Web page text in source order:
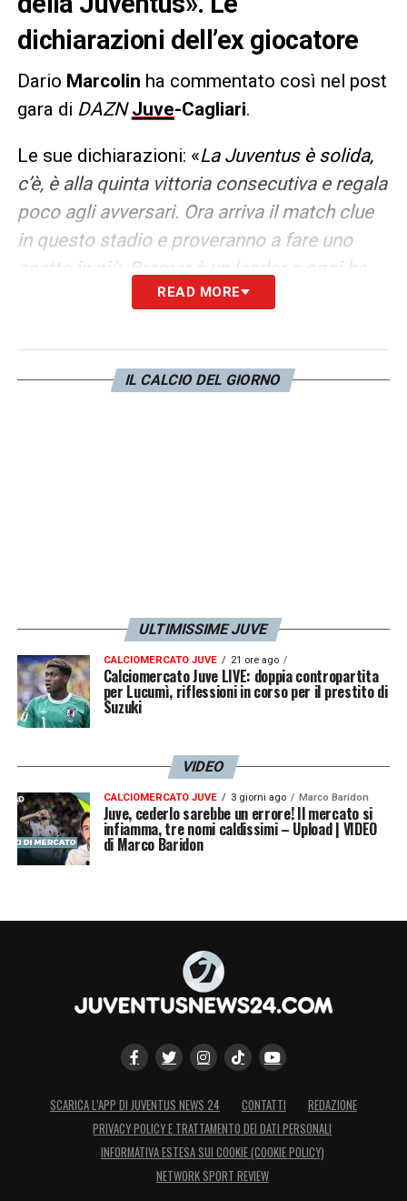
dichiarazioni dell’ex giocatore
Dario Marcolin ha commentato così nel post
gara di DAZN Juve-Cagliari.
Le sue dichiarazioni: «La Juventus è solida,
c’è, è alla quinta vittoria consecutiva e regala
poco agli avversari. Ora arriva il match clue
in questo stadio e proveranno a fare uno
scatto in più. Bremer è un leader e oggi ha
dovuto fronteggiare avversari con
colpo di testa ed ha trovato il primo gol in
stagione. È diventato la colonna portante
READ MORE
IL CALCIO DEL GIORNO
ULTIMISSIME JUVE
CALCIOMERCATO JUVE 21 ore ago
Calciomercato Juve LIVE: doppia contropartita
per Lucumì, riflessioni in corso per il prestito di
Suzuki
VIDEO
CALCIOMERCATO JUVE 3 giorni ago Marco Baridon
Juve, cederlo sarebbe un errore! Il mercato si
infiamma, tre nomi caldissimi – Upload | VIDEO
di Marco Baridon
SCARICA L’APP DI JUVENTUS NEWS 24 CONTATTI
REDAZIONE
PRIVACY POLICY E TRATTAMENTO DEI DATI PERSONALI
INFORMATIVA ESTESA SUI COOKIE (COOKIE POLICY)
NETWORK SPORT REVIEW